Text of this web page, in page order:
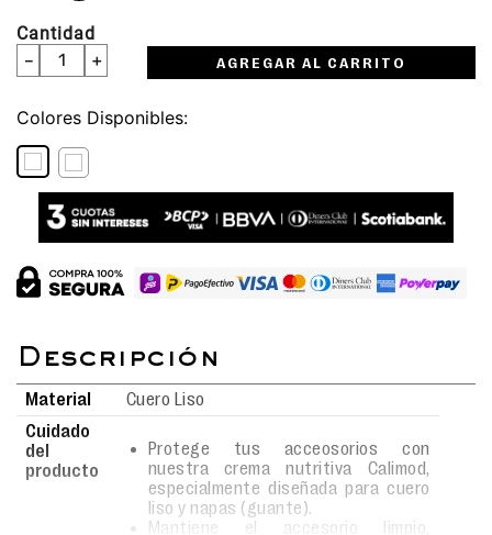
Cantidad
＋
－ AGREGAR AL CARRITO
Colores
Material
Cuero Liso
Cuidado
del
producto
Protege tus acceosorios con
nuestra crema nutritiva Calimod,
especialmente diseñada para cuero
liso y napas (guante).
Mantiene el accesorio limpio,